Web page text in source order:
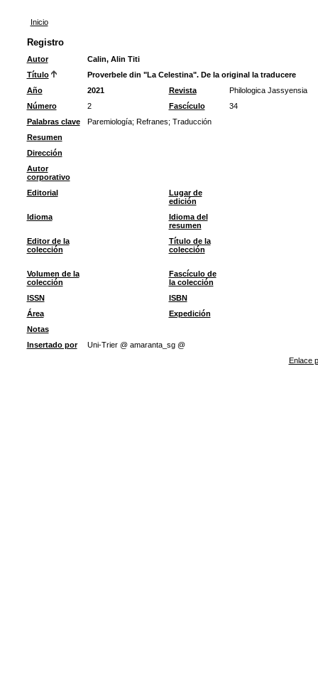
Inicio
Registro
Autor
Calin, Alin Titi
Título
Proverbele din "La Celestina". De la original la traducere
Año
2021 Revista
Philologica Jassyensia
Número
2 Fascículo
34
Palabras clave
Paremiología; Refranes; Traducción
Resumen
Dirección
Autor
corporativo
Editorial
Lugar de
edición
Idioma
Idioma del
resumen
Editor de la
colección
Título de la
colección
Volumen de la
colección
Fascículo de
la colección
ISSN
ISBN
Área
Expedición
Notas
Insertado por
Uni-Trier @ amaranta_sg @
Enlace